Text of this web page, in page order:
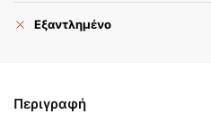
Εξαντλημένο
Περιγραφή